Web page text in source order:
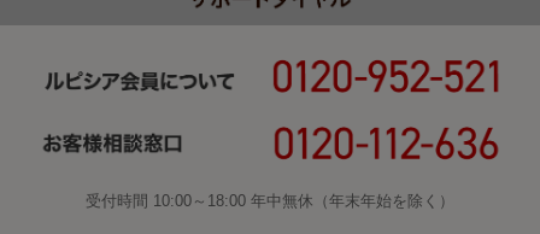
受付時間 10:00～18:00 年中無休（年末年始を除く）